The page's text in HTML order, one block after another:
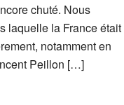
chuté. Nous
laquelle la France était
notamment en
Peillon […]